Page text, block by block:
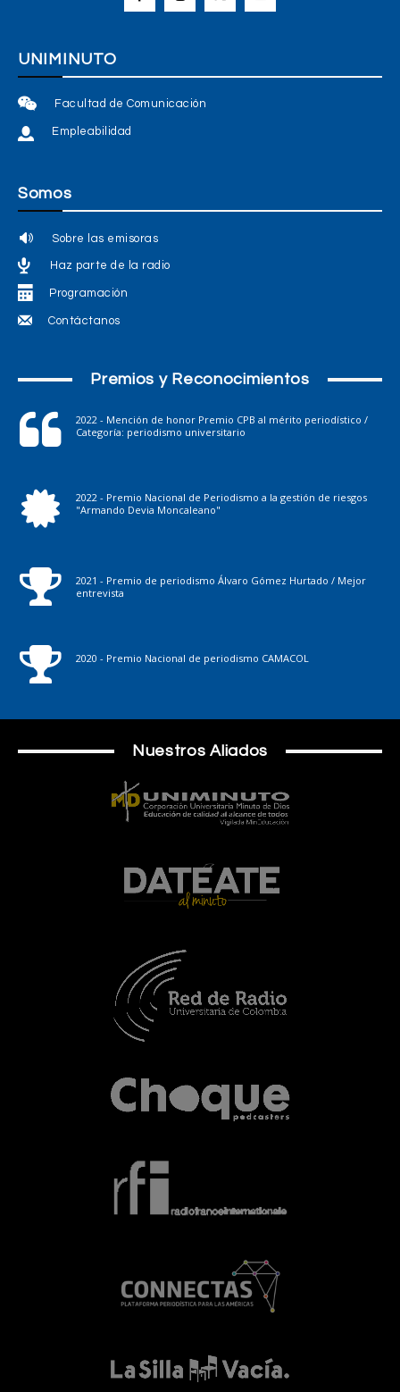
UNIMINUTO
Facultad de Comunicación
Empleabilidad
Somos
Sobre las emisoras
Haz parte de la radio
Programación
Contáctanos
Premios y Reconocimientos
2022 - Mención de honor Premio CPB al mérito periodístico /
Categoría: periodismo universitario
2022 - Premio Nacional de Periodismo a la gestión de riesgos
"Armando Devia Moncaleano"
2021 - Premio de periodismo Álvaro Gómez Hurtado / Mejor
entrevista
2020 - Premio Nacional de periodismo CAMACOL
Nuestros Aliados